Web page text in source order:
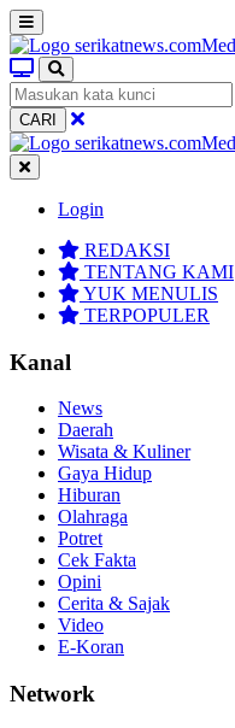
CARI
Login
REDAKSI
TENTANG KAMI
YUK MENULIS
TERPOPULER
Kanal
News
Daerah
Wisata & Kuliner
Gaya Hidup
Hiburan
Olahraga
Potret
Cek Fakta
Opini
Cerita & Sajak
Video
E-Koran
Network